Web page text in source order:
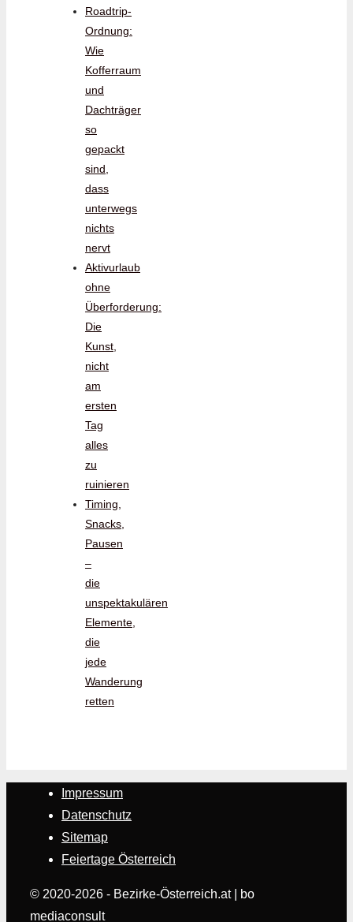
Roadtrip-
Ordnung:
Wie
Kofferraum
und
Dachträger
so
gepackt
sind,
dass
unterwegs
nichts
nervt
Aktivurlaub
ohne
Überforderung:
Die
Kunst,
nicht
am
ersten
Tag
alles
zu
ruinieren
Timing,
Snacks,
Pausen
–
die
unspektakulären
Elemente,
die
jede
Wanderung
retten
Impressum
Datenschutz
Sitemap
Feiertage Österreich
© 2020-2026 - Bezirke-Österreich.at | bo
mediaconsult